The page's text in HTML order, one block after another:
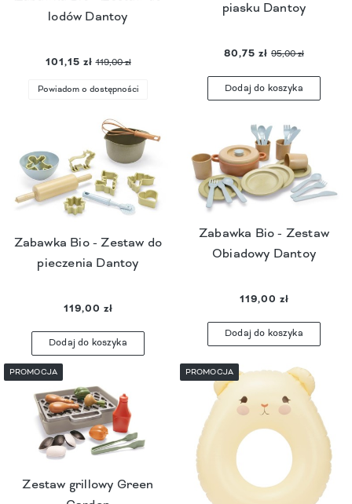
lodów Dantoy
101,15 zł 119,00 zł
Powiadom o dostępności
piasku Dantoy
80,75 zł 95,00 zł
Dodaj do koszyka
Zabawka Bio - Zestaw do
pieczenia Dantoy
119,00 zł
Dodaj do koszyka
Zabawka Bio - Zestaw
Obiadowy Dantoy
119,00 zł
Dodaj do koszyka
Zestaw grillowy Green
PROMOCJA PROMOCJA